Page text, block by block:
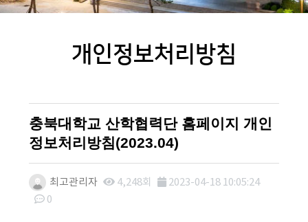
개인정보처리방침
충북대학교 산학협력단 홈페이지 개인
정보처리방침(2023.04)
최고관리자 4,248회
2023-04-18 10:05:24
0